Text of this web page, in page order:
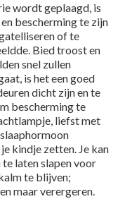
wordt geplaagd, is
bescherming te zijn
of te
Bied troost en
snel zullen
is het een goed
dicht zijn en te
bescherming te
liefst met
kindje zetten. Je kan
laten slapen voor
te blijven;
maar verergeren.